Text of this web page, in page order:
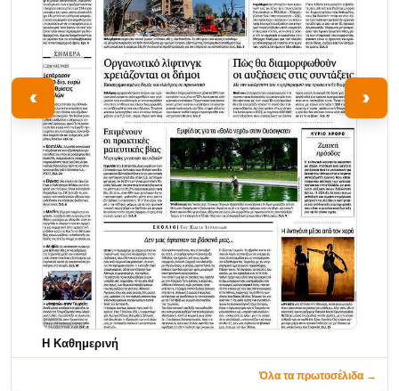
‹
Η Καθημερινή
›
Όλα τα πρωτοσέλιδα →